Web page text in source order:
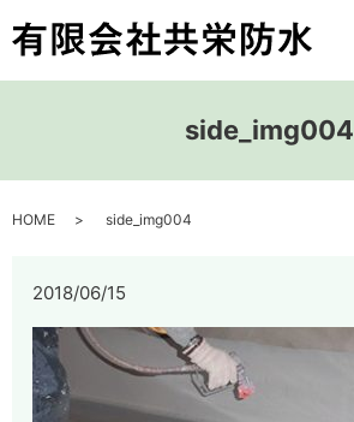
side_img004
HOME side_img004
2018/06/15